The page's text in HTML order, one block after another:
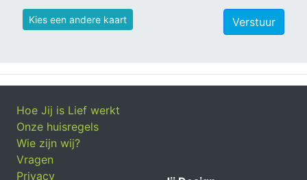
Kies een andere kaart Verstuur
Hoe Jij is Lief werkt
Onze huisregels
Wie zijn wij?
Vragen
Privacy